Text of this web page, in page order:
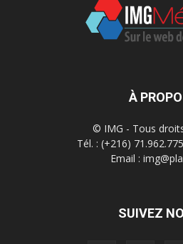
À
© IMG - Tous
Tél. : (+216)
Email :
SUIVEZ